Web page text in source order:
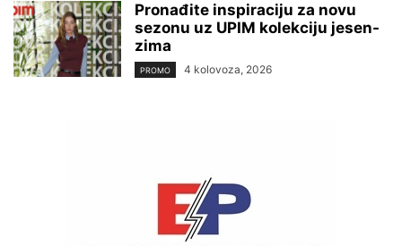
Pronađite inspiraciju za novu
sezonu uz UPIM kolekciju jesen-
zima
PROMO 4 kolovoza, 2026